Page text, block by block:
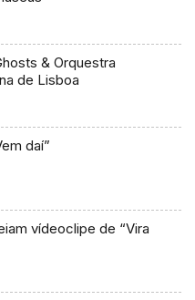
& Orquestra
de Lisboa
daí”
vídeoclipe de “Vira